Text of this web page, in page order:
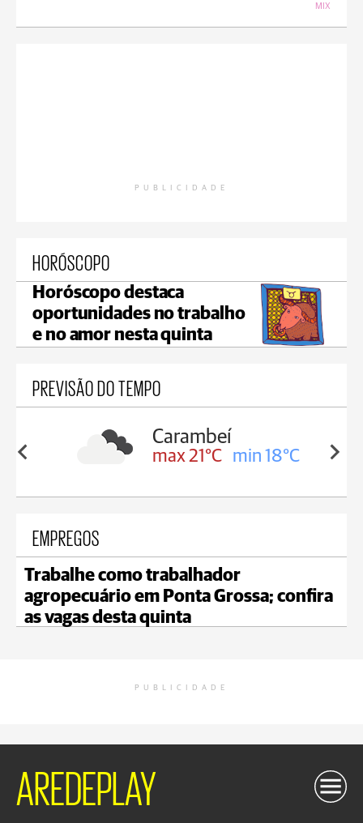
MIX
PUBLICIDADE
HORÓSCOPO
Horóscopo destaca
oportunidades no trabalho
e no amor nesta quinta
PREVISÃO DO TEMPO
19°C
Carambeí
max 21°C min 18°C
EMPREGOS
Trabalhe como trabalhador
agropecuário em Ponta Grossa; confira
as vagas desta quinta
PUBLICIDADE
AREDEPLAY